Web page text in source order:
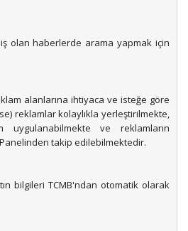
olan haberlerde arama yapmak için
alanlarına ihtiyaca ve isteğe göre
reklamlar kolaylıkla yerleştirilmekte,
uygulanabilmekte ve reklamların
takip edilebilmektedir.
bilgileri TCMB'ndan otomatik olarak